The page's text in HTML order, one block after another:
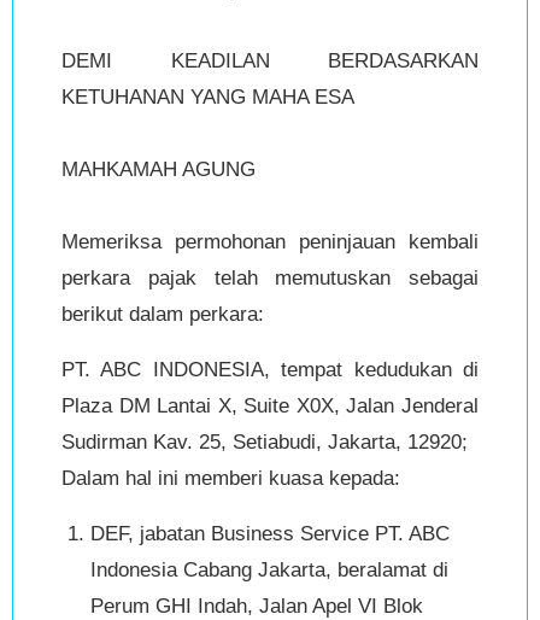
DEMI KEADILAN BERDASARKAN
KETUHANAN YANG MAHA ESA
MAHKAMAH AGUNG
Memeriksa permohonan peninjauan kembali
perkara pajak telah memutuskan sebagai
berikut dalam perkara:
PT. ABC INDONESIA, tempat kedudukan di
Plaza DM Lantai X, Suite X0X, Jalan Jenderal
Sudirman Kav. 25, Setiabudi, Jakarta, 12920;
Dalam hal ini memberi kuasa kepada:
DEF, jabatan Business Service PT. ABC
Indonesia Cabang Jakarta, beralamat di
Perum GHI Indah, Jalan Apel VI Blok